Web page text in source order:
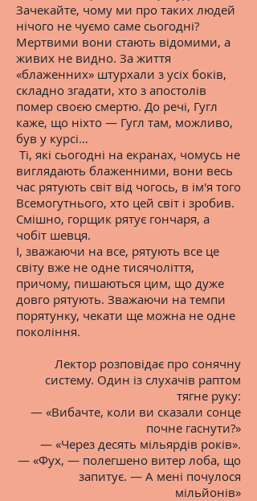
Зачекайте, чому ми про таких людей
нічого не чуємо саме сьогодні?
Мертвими вони стають відомими, а
живих не видно. За життя
«блаженних» штурхали з усіх боків,
складно згадати, хто з апостолів
помер своєю смертю. До речі, Гугл
каже, що ніхто — Гугл там, можливо,
був у курсі…
Ті, які сьогодні на екранах, чомусь не
виглядають блаженними, вони весь
час рятують світ від чогось, в ім'я того
Всемогутнього, хто цей світ і зробив.
Смішно, горщик рятує гончаря, а
чобіт шевця.
І, зважаючи на все, рятують все це
світу вже не одне тисячоліття,
причому, пишаються цим, що дуже
довго рятують. Зважаючи на темпи
порятунку, чекати ще можна не одне
покоління.
Лектор розповідає про сонячну
систему. Один із слухачів раптом
тягне руку:
— «Вибачте, коли ви сказали сонце
почне гаснути?»
— «Через десять мільярдів років».
— «Фух, — полегшено витер лоба, що
запитує. — А мені почулося
мільйонів»